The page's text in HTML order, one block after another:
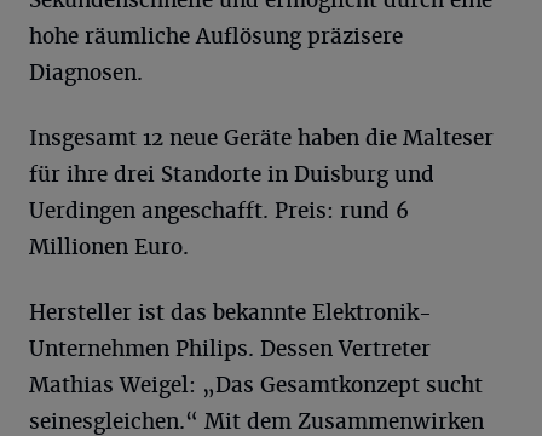
hohe räumliche Auflösung präzisere
Diagnosen.
Insgesamt 12 neue Geräte haben die Malteser
für ihre drei Standorte in Duisburg und
Uerdingen angeschafft. Preis: rund 6
Millionen Euro.
Hersteller ist das bekannte Elektronik-
Unternehmen Philips. Dessen Vertreter
Mathias Weigel: „Das Gesamtkonzept sucht
seinesgleichen.“ Mit dem Zusammenwirken